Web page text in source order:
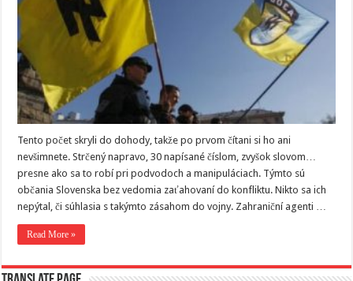
Tento počet skryli do dohody, takže po prvom čítani si ho ani
nevšimnete. Strčený napravo, 30 napísané číslom, zvyšok slovom…
presne ako sa to robí pri podvodoch a manipuláciach. Týmto sú
občania Slovenska bez vedomia zaťahovaní do konfliktu. Nikto sa ich
nepýtal, či súhlasia s takýmto zásahom do vojny. Zahraniční agenti …
Read More »